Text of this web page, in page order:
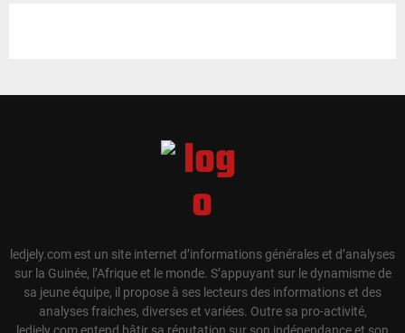
ledjely.com est un site internet d’informations générales et d’analyses
sur la Guinée, l’Afrique et le monde. S’appuyant sur le dynamisme de
sa jeune équipe, il propose à ses lecteurs des informations et des
analyses fraiches, diverses et variées. Outre sa pro-activité,
ledjely.com entend bâtir sa réputation sur son indépendance et son